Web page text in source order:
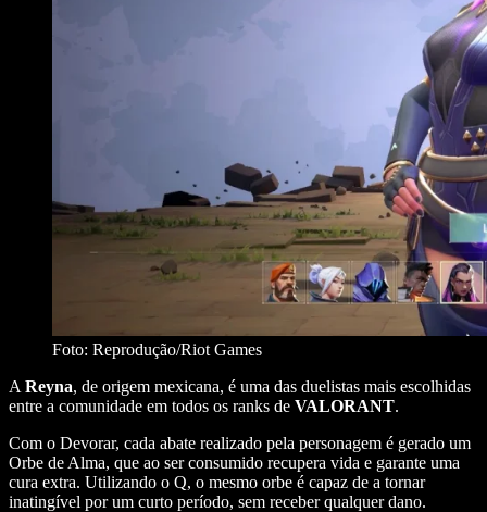
Foto: Reprodução/Riot Games
A Reyna, de origem mexicana, é uma das duelistas mais escolhidas
entre a comunidade em todos os ranks de VALORANT.
Com o Devorar, cada abate realizado pela personagem é gerado um
Orbe de Alma, que ao ser consumido recupera vida e garante uma
cura extra. Utilizando o Q, o mesmo orbe é capaz de a tornar
inatingível por um curto período, sem receber qualquer dano.